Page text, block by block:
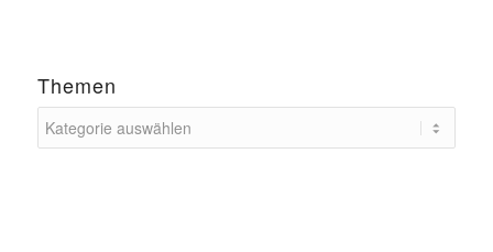
Themen